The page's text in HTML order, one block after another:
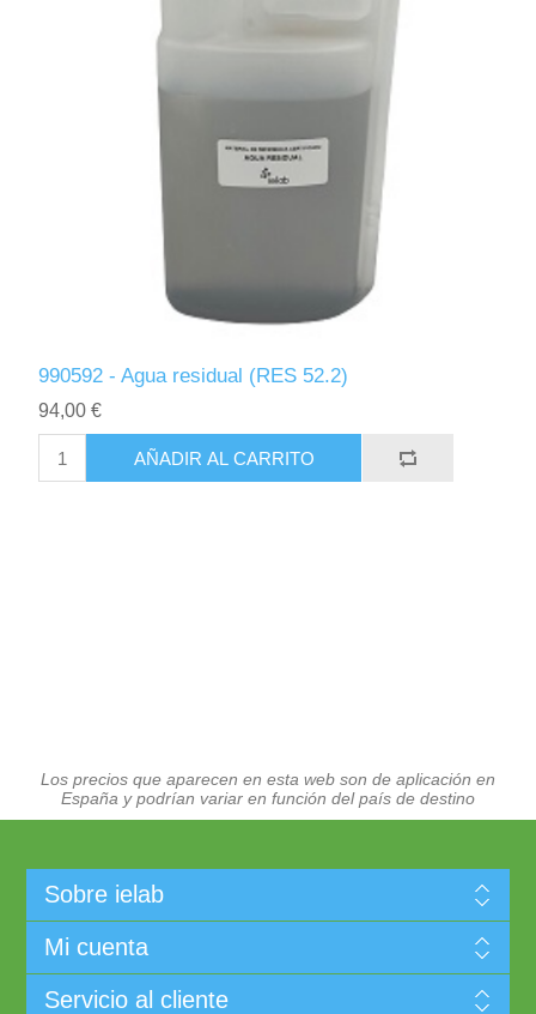
990592 - Agua residual (RES 52.2)
94,00 €
AÑADIR AL CARRITO
Los precios que aparecen en esta web son de aplicación en
España y podrían variar en función del país de destino
Sobre ielab
Mi cuenta
Servicio al cliente